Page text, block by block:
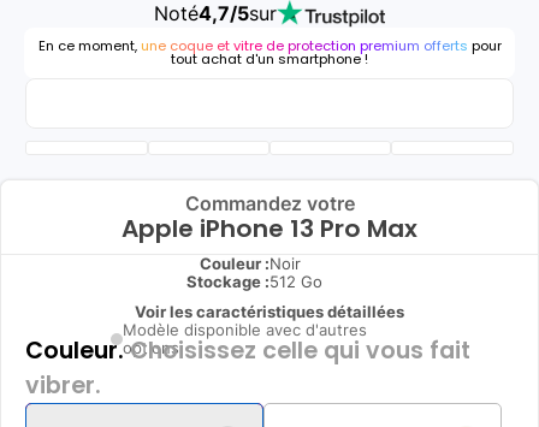
Noté4,7/5sur
En ce moment, une coque et vitre de protection premium offerts pour
tout achat d'un smartphone !
Commandez votre
Apple iPhone 13 Pro Max
Couleur :Noir
Stockage :512 Go
Voir les caractéristiques détaillées
Modèle disponible avec d'autres
options
Couleur.Choisissez celle qui vous fait
vibrer.